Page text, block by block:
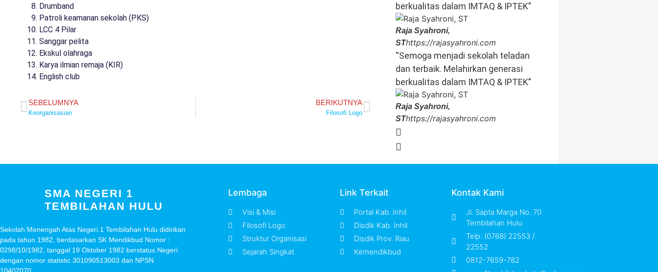
Drumband
Patroli keamanan sekolah (PKS)
LCC 4 Pilar
Sanggar pelita
Ekskul olahraga
Karya ilmian remaja (KIR)
English club
SEBELUMNYA
Keorganisasian
BERIKUTNYA
Filosofi Logo
berkualitas dalam IMTAQ & IPTEK”
Raja Syahroni,
SThttps://rajasyahroni.com
“Semoga menjadi sekolah teladan
dan terbaik. Melahirkan generasi
berkualitas dalam IMTAQ & IPTEK”
Raja Syahroni,
SThttps://rajasyahroni.com
SMA NEGERI 1
TEMBILAHAN HULU
Sekolah Menengah Atas Negeri 1 Tembilahan Hulu didirikan
pada tahun 1982, berdasarkan SK Mendikbud Nomor :
0298/10/1982, tanggal 19 Oktober 1982 berstatus Negeri
dengan nomor statistic 301090513003 dan NPSN
Lembaga
Visi & Misi
Filosofi Logo
Struktur Organisasi
Sejarah Singkat
Link Terkait
Portal Kab. Inhil
Disdik Kab. Inhil
Disdik Prov. Riau
Kemendikbud
Kontak Kami
Jl. Sapta Marga No. 70
Tembilahan Hulu
Telp. (0768) 22553 /
22552
0812-7659-782